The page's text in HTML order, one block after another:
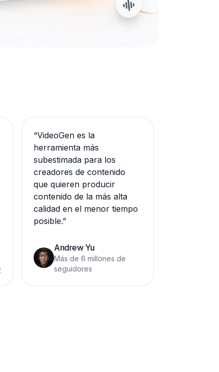
“VideoGen es la
herramienta más
subestimada para los
creadores de contenido
que quieren producir
contenido de la más alta
calidad en el menor tiempo
posible.”
Andrew Yu
Más de 6 millones de
seguidores